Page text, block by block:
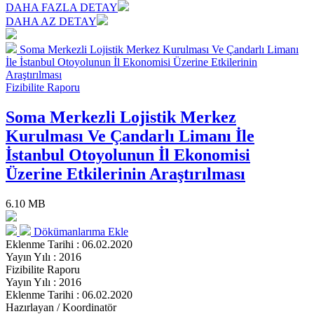
DAHA FAZLA DETAY
DAHA AZ DETAY
Soma Merkezli Lojistik Merkez Kurulması Ve Çandarlı Limanı
İle İstanbul Otoyolunun İl Ekonomisi Üzerine Etkilerinin
Araştırılması
Fizibilite Raporu
Soma Merkezli Lojistik Merkez
Kurulması Ve Çandarlı Limanı İle
İstanbul Otoyolunun İl Ekonomisi
Üzerine Etkilerinin Araştırılması
6.10 MB
Dökümanlarıma Ekle
Eklenme Tarihi : 06.02.2020
Yayın Yılı : 2016
Fizibilite Raporu
Yayın Yılı : 2016
Eklenme Tarihi : 06.02.2020
Hazırlayan / Koordinatör